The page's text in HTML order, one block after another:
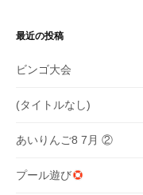
ン
最近の投稿
ビンゴ大会
(タイトルなし)
あいりんご8 7月 ②
プール遊び